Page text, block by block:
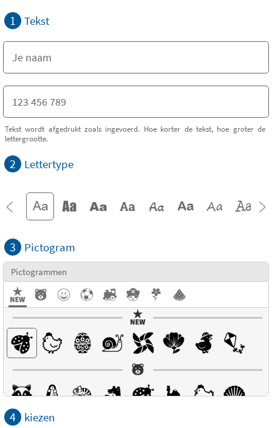
1 Tekst
Tekst wordt afgedrukt zoals ingevoerd. Hoe korter de tekst, hoe groter de
lettergrootte.
2 Lettertype
3 Pictogram
Pictogrammen
4 kiezen